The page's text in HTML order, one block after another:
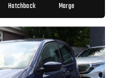
Hatchback Marge